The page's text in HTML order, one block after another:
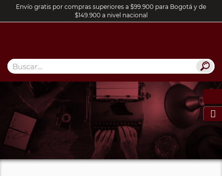
Envío gratis por compras superiores a $99.900 para Bogotá y de
$149.900 a nivel nacional
